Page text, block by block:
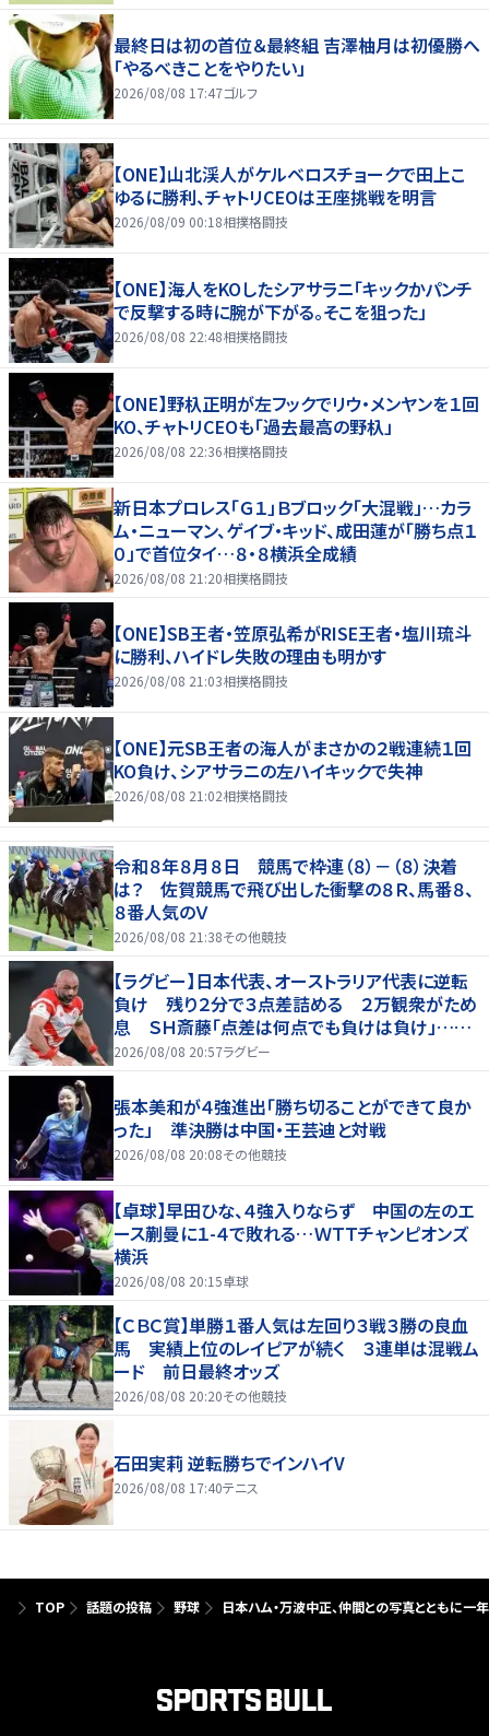
最終日は初の首位＆最終組 吉澤柚月は初優勝へ
「やるべきことをやりたい」
2026/08/08 17:47ゴルフ
【ONE】山北渓人がケルベロスチョークで田上こ
ゆるに勝利、チャトリCEOは王座挑戦を明言
2026/08/09 00:18相撲格闘技
【ONE】海人をKOしたシアサラニ「キックかパンチ
で反撃する時に腕が下がる。そこを狙った」
2026/08/08 22:48相撲格闘技
【ONE】野杁正明が左フックでリウ・メンヤンを１回
KO、チャトリCEOも「過去最高の野杁」
2026/08/08 22:36相撲格闘技
新日本プロレス「Ｇ１」Ｂブロック「大混戦」…カラ
ム・ニューマン、ゲイブ・キッド、成田蓮が「勝ち点１
０」で首位タイ…８・８横浜全成績
2026/08/08 21:20相撲格闘技
【ONE】SB王者・笠原弘希がRISE王者・塩川琉斗
に勝利、ハイドレ失敗の理由も明かす
2026/08/08 21:03相撲格闘技
【ONE】元SB王者の海人がまさかの２戦連続１回
KO負け、シアサラニの左ハイキックで失神
2026/08/08 21:02相撲格闘技
令和８年８月８日 競馬で枠連（８）－（８）決着
は？ 佐賀競馬で飛び出した衝撃の８Ｒ、馬番８、
８番人気のＶ
2026/08/08 21:38その他競技
【ラグビー】日本代表、オーストラリア代表に逆転
負け 残り２分で３点差詰める ２万観衆がため
息 ＳＨ斎藤「点差は何点でも負けは負け」…前
半にＳＯ伊藤龍が先制トライ、３２ー３５で惜敗
2026/08/08 20:57ラグビー
張本美和が４強進出「勝ち切ることができて良か
った」 準決勝は中国・王芸迪と対戦
2026/08/08 20:08その他競技
【卓球】早田ひな、４強入りならず 中国の左のエ
ース蒯曼に１-４で敗れる…ＷＴＴチャンピオンズ
横浜
2026/08/08 20:15卓球
【ＣＢＣ賞】単勝１番人気は左回り３戦３勝の良血
馬 実績上位のレイピアが続く ３連単は混戦ム
ード 前日最終オッズ
2026/08/08 20:20その他競技
石田実莉 逆転勝ちでインハイV
2026/08/08 17:40テニス
TOP 話題の投稿 野球 日本ハム・万波中正、仲間との写真とともに一